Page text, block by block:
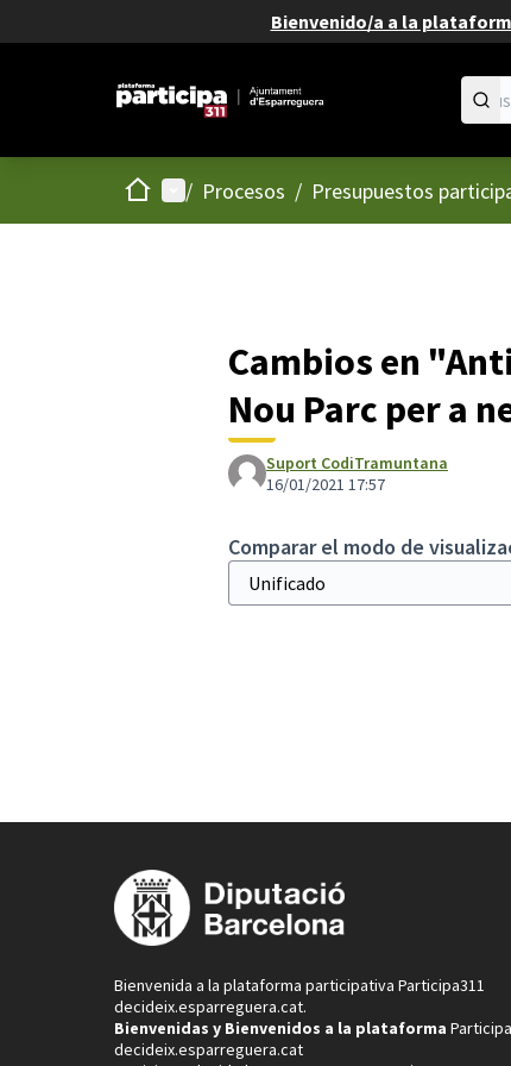
Bienvenido/a a la
InicioMenú principal
/ Procesos / Presupuestos
Cambios en
Nou Parc per a
Suport CodiTramuntana
16/01/2021 17:57
Comparar el modo de
Bienvenida a la plataforma participativa Participa311
decideix.esparreguera.cat.
Bienvenidas y Bienvenidos a la plataforma
decideix.esparreguera.cat